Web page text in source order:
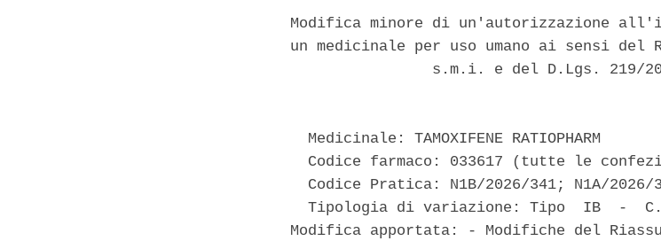
Modifica minore di un'autorizzazione
un medicinale per uso umano ai sensi del
s.m.i. e del D.Lgs. 219/
  Medicinale: TAMOXIFENE RATIOPHARM
Codice farmaco: 033617 (tutte le
Codice Pratica: N1B/2026/341; N1A/2026/
Tipologia di variazione: Tipo  IB  -
Modifica apportata: - Modifiche del